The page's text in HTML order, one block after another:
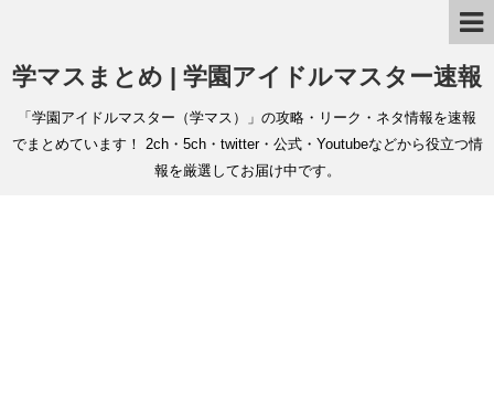
学マスまとめ | 学園アイドルマスター速報
「学園アイドルマスター（学マス）」の攻略・リーク・ネタ情報を速報
でまとめています！ 2ch・5ch・twitter・公式・Youtubeなどから役立つ情
報を厳選してお届け中です。